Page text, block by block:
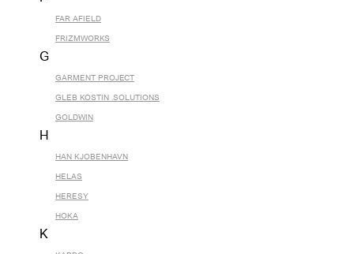
FAR AFIELD
FRIZMWORKS
G
GARMENT PROJECT
GLEB KOSTIN .SOLUTIONS
GOLDWIN
H
HAN KJOBENHAVN
HELAS
HERESY
HOKA
K